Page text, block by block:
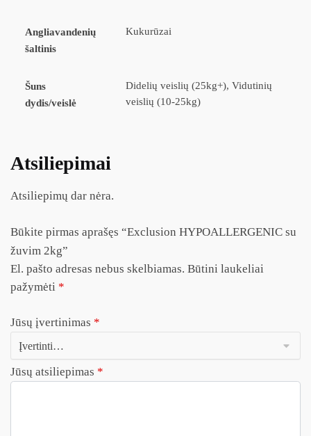
Angliavandenių
šaltinis
Kukurūzai
Šuns
dydis/veislė
Didelių veislių (25kg+), Vidutinių
veislių (10-25kg)
Atsiliepimai
Atsiliepimų dar nėra.
Būkite pirmas aprašęs “Exclusion HYPOALLERGENIC su
žuvim 2kg”
El. pašto adresas nebus skelbiamas. Būtini laukeliai
pažymėti *
Jūsų įvertinimas *
Jūsų atsiliepimas *